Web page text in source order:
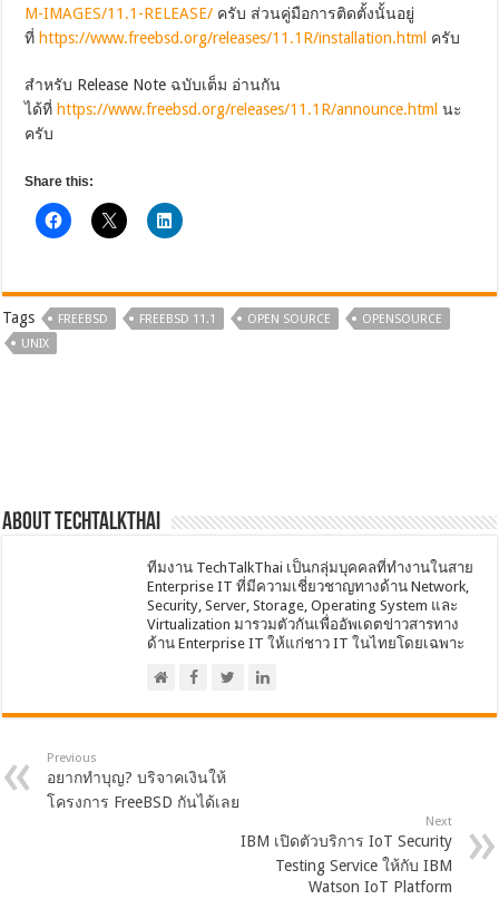
M-IMAGES/11.1-RELEASE/ ครับ ส่วนคู่มือการติดตั้งนั้นอยู่
ที่ https://www.freebsd.org/releases/11.1R/installation.html ครับ
สำหรับ Release Note ฉบับเต็ม อ่านกัน
ได้ที่ https://www.freebsd.org/releases/11.1R/announce.html นะ
ครับ
Share this:
Tags FREEBSD FREEBSD 11.1 OPEN SOURCE
OPENSOURCE
UNIX
About techtalkthai
ทีมงาน TechTalkThai เป็นกลุ่มบุคคลที่ทำงานในสาย
Enterprise IT ที่มีความเชี่ยวชาญทางด้าน Network,
Security, Server, Storage, Operating System และ
Virtualization มารวมตัวกันเพื่ออัพเดตข่าวสารทาง
ด้าน Enterprise IT ให้แก่ชาว IT ในไทยโดยเฉพาะ
Previous
อยากทำบุญ? บริจาคเงินให้
โครงการ FreeBSD กันได้เลย
Next
IBM เปิดตัวบริการ IoT Security
Testing Service ให้กับ IBM
Watson IoT Platform